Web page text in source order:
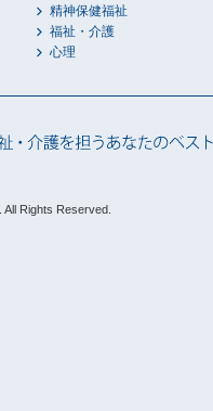
精神保健福祉
福祉・介護
心理
All Rights Reserved.